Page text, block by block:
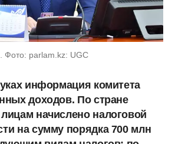
Фото: parlam.kz: UGC
информация комитета
доходов. По стране
начислено налоговой
на сумму порядка 700 млн